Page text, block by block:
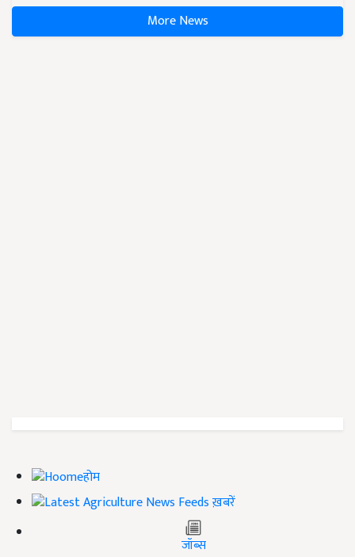
More News
होम
ख़बरें
जॉब्स